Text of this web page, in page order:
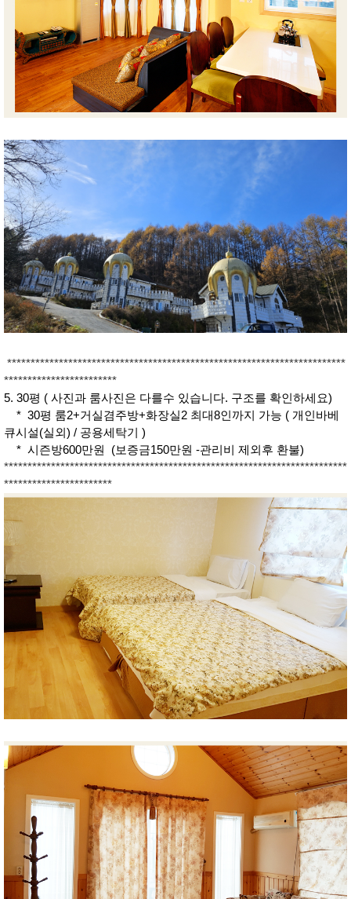
************************************************************************
************************
5. 30평 ( 사진과 룸사진은 다를수 있습니다. 구조를 확인하세요)
* 30평 룸2+거실겸주방+화장실2 최대8인까지 가능 ( 개인바베
큐시설(실외) / 공용세탁기 )
* 시즌방600만원 (보증금150만원 -관리비 제외후 환불)
*************************************************************************
***********************